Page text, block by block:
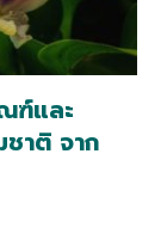
ฑ์และ
าติ จาก